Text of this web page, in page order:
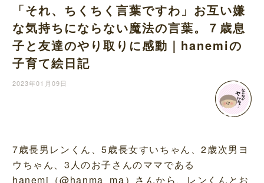
「それ、ちくちく言葉ですわ」お互い嫌
な気持ちにならない魔法の言葉。７歳息
子と友達のやり取りに感動｜hanemiの
子育て絵日記
2023年01月09日
7歳長男レンくん、5歳長女すいちゃん、2歳次男ヨ
ウちゃん、3人のお子さんのママである
hanemi（@hanma_ma）さんから、レンくんとお